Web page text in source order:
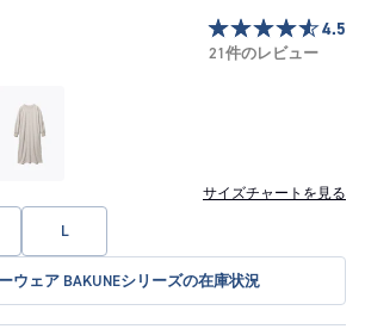
4.5
21件のレビュー
サイズチャートを見る
L
ウェア BAKUNEシリーズの在庫状況